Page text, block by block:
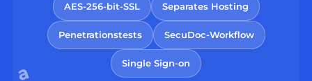
AES-256-bit-SSL Separates Hosting
Penetrationstests SecuDoc-Workflow
Single Sign-on